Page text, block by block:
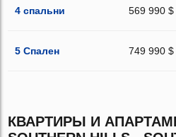
4 спальни 569 990 $
5 Спален 749 990 $
КВАРТИРЫ И